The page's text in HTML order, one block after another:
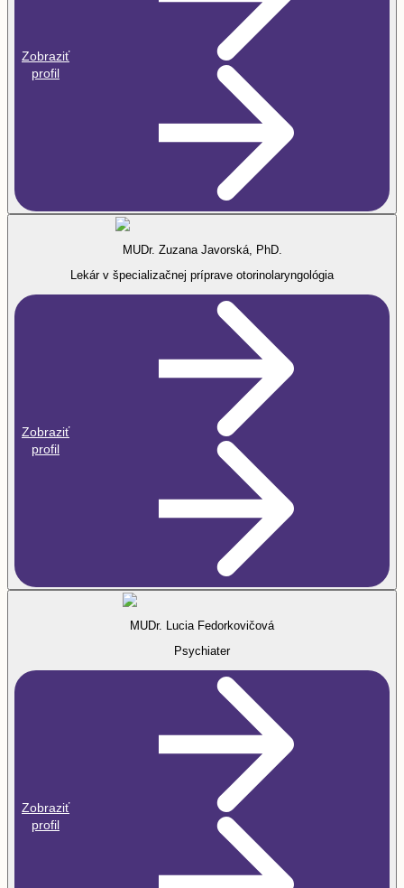
Zobraziť
profil
MUDr. Zuzana Javorská, PhD.
Lekár v špecializačnej príprave otorinolaryngológia
Zobraziť
profil
MUDr. Lucia Fedorkovičová
Psychiater
Zobraziť
profil